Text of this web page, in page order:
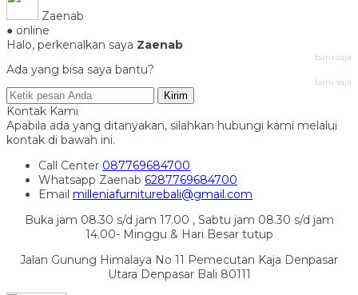
Zaenab
● online
Halo, perkenalkan saya Zaenab
baru saja
Ada yang bisa saya bantu?
baru saja
Kirim
Kontak Kami
Apabila ada yang ditanyakan, silahkan hubungi kami melalui
kontak di bawah ini.
Call Center 087769684700
Whatsapp Zaenab 6287769684700
Email milleniafurniturebali@gmail.com
Buka jam 08.30 s/d jam 17.00 , Sabtu jam 08.30 s/d jam
14.00- Minggu & Hari Besar tutup
Jalan Gunung Himalaya No 11 Pemecutan Kaja Denpasar
Utara Denpasar Bali 80111